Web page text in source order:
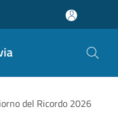
del Ricordo 2026